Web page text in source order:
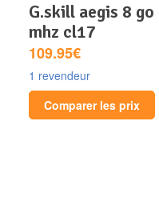
g.skill aegis 8 go (1 x 8 go) ddr4 2400
mhz cl17
109.95€
1 revendeur
Comparer les prix